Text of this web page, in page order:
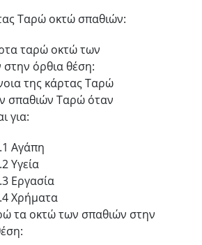
Ταρώ οκτώ σπαθιών:
ταρώ οκτώ των
στην όρθια θέση:
της κάρτας Ταρώ
σπαθιών Ταρώ όταν
για:
Αγάπη
Υγεία
Εργασία
Χρήματα
τα οκτώ των σπαθιών στην